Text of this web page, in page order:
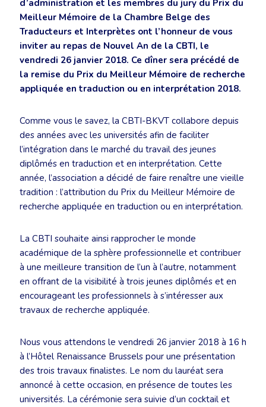
d’administration et les membres du jury du Prix du
Meilleur Mémoire de la Chambre Belge des
Traducteurs et Interprètes ont l’honneur de vous
inviter au repas de Nouvel An de la CBTI, le
vendredi 26 janvier 2018. Ce dîner sera précédé de
la remise du Prix du Meilleur Mémoire de recherche
appliquée en traduction ou en interprétation 2018.
Comme vous le savez, la CBTI-BKVT collabore depuis
des années avec les universités afin de faciliter
l’intégration dans le marché du travail des jeunes
diplômés en traduction et en interprétation. Cette
année, l’association a décidé de faire renaître une vieille
tradition : l’attribution du Prix du Meilleur Mémoire de
recherche appliquée en traduction ou en interprétation.
La CBTI souhaite ainsi rapprocher le monde
académique de la sphère professionnelle et contribuer
à une meilleure transition de l’un à l’autre, notamment
en offrant de la visibilité à trois jeunes diplômés et en
encourageant les professionnels à s’intéresser aux
travaux de recherche appliquée.
Nous vous attendons le vendredi 26 janvier 2018 à 16 h
à l’Hôtel Renaissance Brussels pour une présentation
des trois travaux finalistes. Le nom du lauréat sera
annoncé à cette occasion, en présence de toutes les
universités. La cérémonie sera suivie d’un cocktail et